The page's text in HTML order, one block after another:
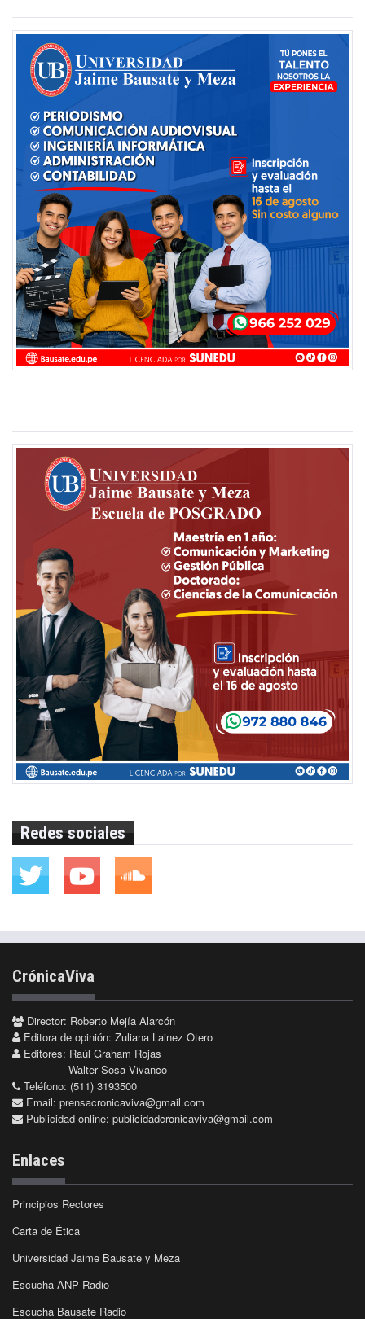
Redes sociales
CrónicaViva
Director: Roberto Mejía Alarcón
Editora de opinión: Zuliana Lainez Otero
Editores: Raúl Graham Rojas
Walter Sosa Vivanco
Teléfono: (511) 3193500
Email: prensacronicaviva@gmail.com
Publicidad online: publicidadcronicaviva@gmail.com
Enlaces
Principios Rectores
Carta de Ética
Universidad Jaime Bausate y Meza
Escucha ANP Radio
Escucha Bausate Radio